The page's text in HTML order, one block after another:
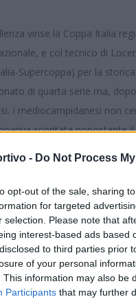
- Do Not Process
opt-out of the sale, sharing
for targeted
selection. Please note that
interest-based ads based
to third parties prior
of your personal
This information may also be
Participants that may further
vinse la Coppa Italia
e col tecnico di
Supercoppa) per la
di quarta serie ma,
I mediocampidanesi non
scontata nonostante
Loi ma negli ultimi giorni
a segno un altro bel colpo
colpi di scena. In carriera
Sesto, Legnano, Melfi,
in serie D ma anche